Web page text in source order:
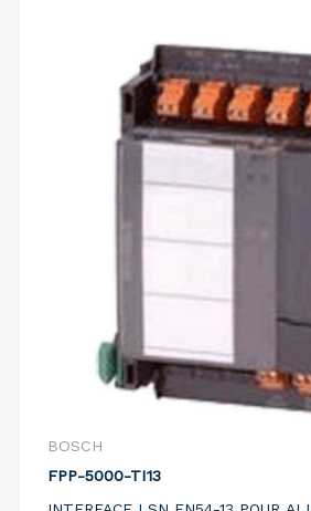
BOSCH
FPP-5000-TI13